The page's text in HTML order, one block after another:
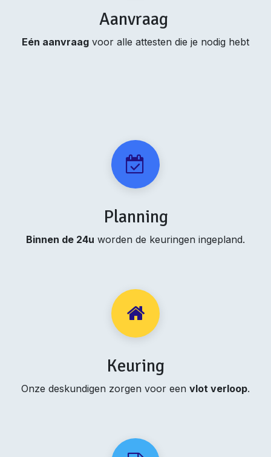
Aanvraag
Eén aanvraag voor alle attesten die je nodig hebt
Planning
Binnen de 24u worden de keuringen ingepland.
Keuring
Onze deskundigen zorgen voor een vlot verloop.